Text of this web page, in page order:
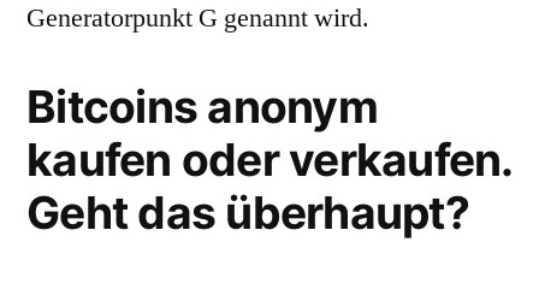
Generatorpunkt G genannt wird.
Bitcoins anonym
kaufen oder verkaufen.
Geht das überhaupt?